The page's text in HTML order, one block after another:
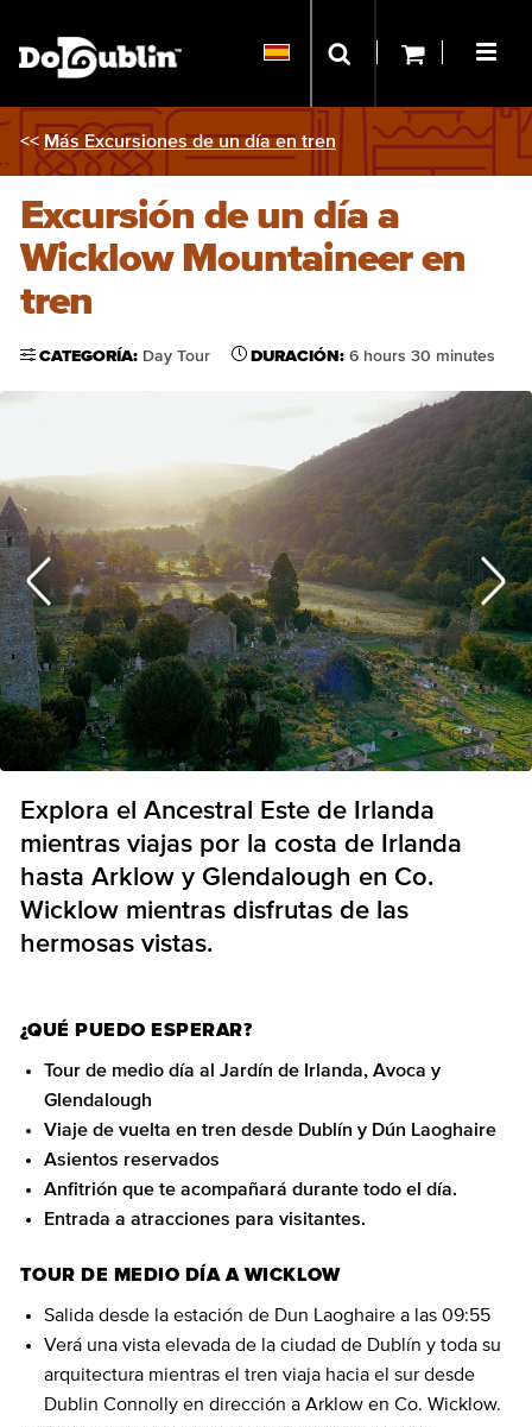
<< Más Excursiones de un día en tren
Excursión de un día a
Wicklow Mountaineer en
tren
CATEGORÍA: Day Tour DURACIÓN: 6 hours 30 minutes
Explora el Ancestral Este de Irlanda
mientras viajas por la costa de Irlanda
hasta Arklow y Glendalough en Co.
Wicklow mientras disfrutas de las
hermosas vistas.
¿QUÉ PUEDO ESPERAR?
Tour de medio día al Jardín de Irlanda, Avoca y
Glendalough
Viaje de vuelta en tren desde Dublín y Dún Laoghaire
Asientos reservados
Anfitrión que te acompañará durante todo el día.
Entrada a atracciones para visitantes.
TOUR DE MEDIO DÍA A WICKLOW
Salida desde la estación de Dun Laoghaire a las 09:55
Verá una vista elevada de la ciudad de Dublín y toda su
arquitectura mientras el tren viaja hacia el sur desde
Dublin Connolly en dirección a Arklow en Co. Wicklow.